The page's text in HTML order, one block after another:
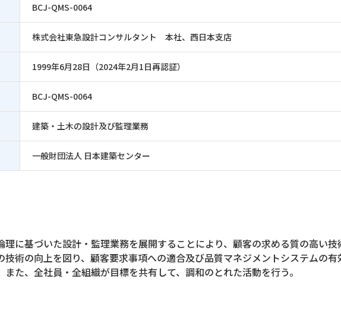
BCJ-QMS-0064
株式会社東急設計コンサルタント 本社、西日本支店
1999年6月28日（2024年2月1日再認証）
BCJ-QMS-0064
建築・土木の設計及び監理業務
一般財団法人 日本建築センター
理に基づいた設計・監理業務を展開することにより、顧客の求める質の高い
技術の向上を図り、顧客要求事項への適合及び品質マネジメントシステムの
た、全社員・全組織が目標を共有して、調和のとれた活動を行う。